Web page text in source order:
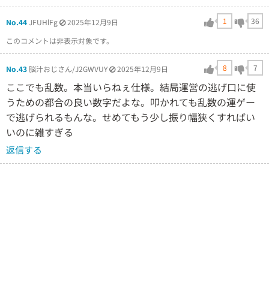
No.44JFUHlFg 2025年12月9日 1
36
このコメントは非表示対象です。
No.43 脳汁おじさん/J2GWVUY 2025年12月9日 8 7
ここでも乱数。本当いらねぇ仕様。結局運営の逃げ口に使
うための都合の良い数字だよな。叩かれても乱数の運ゲー
で逃げられるもんな。せめてもう少し振り幅狭くすればい
いのに雑すぎる
返信する